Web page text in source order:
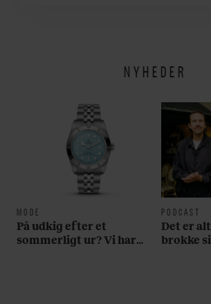
NYHEDER
MODE
På udkig efter et
sommerligt ur? Vi har
PODCAST
Det er
brokke